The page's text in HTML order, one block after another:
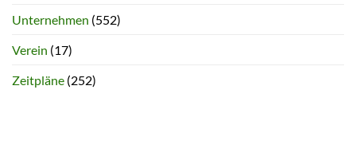
Unternehmen (552)
Verein (17)
Zeitpläne (252)